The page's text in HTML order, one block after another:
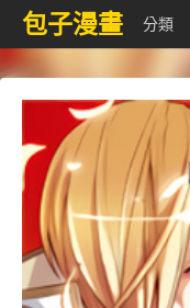
包子漫畫 分類